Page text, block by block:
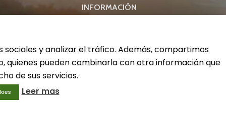
INFORMACIÓN
Política de privacidad
Política de cookies
sociales y analizar el tráfico. Además, compartimos
quienes pueden combinarla con otra información que
de sus servicios.
Leer mas